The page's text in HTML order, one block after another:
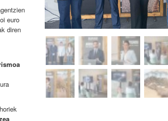
euro
diren